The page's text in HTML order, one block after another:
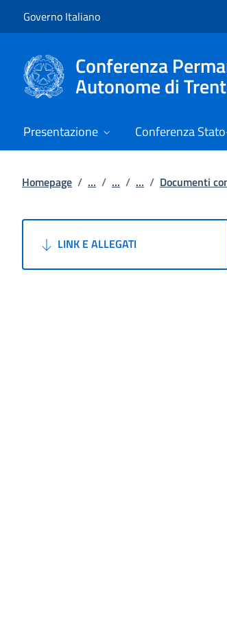
Governo Italiano
Conferenza
Autonome di
Presentazione Conferenza
Homepage / ... / ... / ... / Documenti
LINK E ALLEGATI